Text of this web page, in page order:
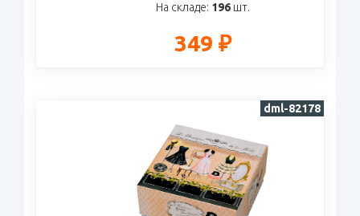
На складе: 196шт.
349 ₽
dml-82178